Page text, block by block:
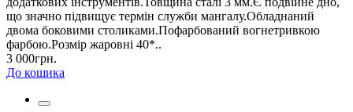
що значно підвищує термін служби мангалу.Обладнаний
двома боковими столиками.Пофарбований вогнетривкою
фарбою.Розмір жаровні 40*..
3 000грн.
До кошика